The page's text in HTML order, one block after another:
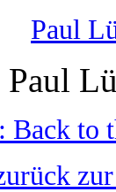
Paul
Back to